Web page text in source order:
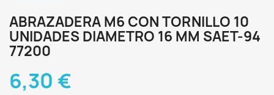
ABRAZADERA M6 CON TORNILLO 10
UNIDADES DIAMETRO 16 MM SAET-94
77200
6,30 €